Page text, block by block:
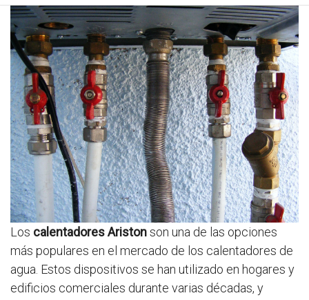
Los calentadores Aristonson una de las opciones
más populares en el mercado de los calentadores de
agua. Estos dispositivos se han utilizado en hogares y
edificios comerciales durante varias décadas, y